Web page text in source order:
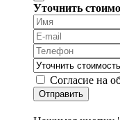
Уточнить
Согласие на
Отправить